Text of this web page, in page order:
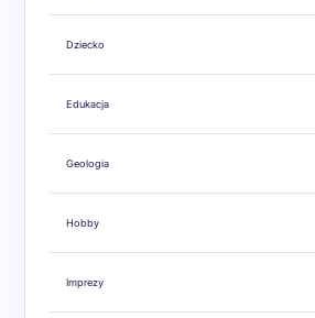
Dziecko
Edukacja
Geologia
Hobby
Imprezy